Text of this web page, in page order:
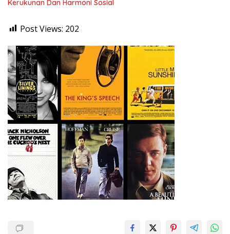
Kerukunan Dan Harmoni Sosial
Post Views: 202